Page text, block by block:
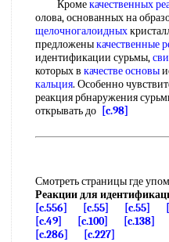
Кромекачественных
олова, основанных на
щелочногалоидных
предложеныкачественные
идентификации сурьмы,
которых в качестве основы
кальция. Особенно
реакция рбнаружения
открывать до [c.98]
Смотреть страницы где
Реакции для
[c.556]
[c.55] [c.55]
[c.49]
[c.100] [c.138]
[c.286]
[c.227]